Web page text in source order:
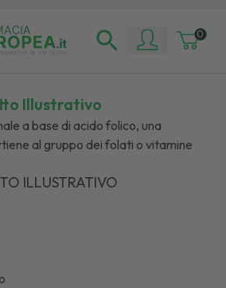
0
Illustrativo
a base di acido folico, una
al gruppo dei folati o vitamine
ILLUSTRATIVO